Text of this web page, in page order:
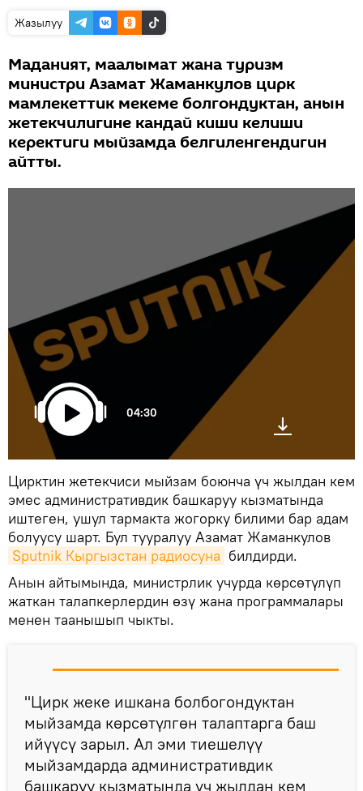
Жазылуу
Маданият, маалымат жана туризм
министри Азамат Жаманкулов цирк
мамлекеттик мекеме болгондуктан, анын
жетекчилигине кандай киши келиши
керектиги мыйзамда белгиленгендигин
айтты.
04:30
Цирктин жетекчиси мыйзам боюнча үч жылдан кем
эмес административдик башкаруу кызматында
иштеген, ушул тармакта жогорку билими бар адам
болуусу шарт. Бул тууралуу Азамат Жаманкулов
Sputnik Кыргызстан радиосуна билдирди.
Анын айтымында, министрлик учурда көрсөтүлүп
жаткан талапкерлердин өзү жана программалары
менен таанышып чыкты.
"Цирк жеке ишкана болбогондуктан
мыйзамда көрсөтүлгөн талаптарга баш
ийүүсү зарыл. Ал эми тиешелүү
мыйзамдарда административдик
башкаруу кызматында үч жылдан кем